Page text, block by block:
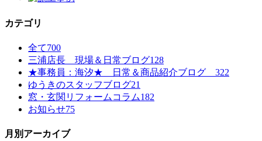
カテゴリ
全て700
三浦店長 現場＆日常ブログ128
★事務員：海汐★ 日常＆商品紹介ブログ 322
ゆうきのスタッフブログ21
窓・玄関リフォームコラム182
お知らせ75
月別アーカイブ